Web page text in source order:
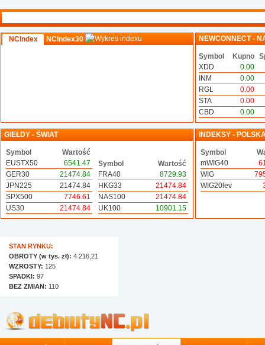
NCIndex NCIndex30 NEWCONNECT -
Symbol Kupno
XDD
0.00
INM
0.00
RGL
0.00
STA
0.00
CBD
0.00
GIEŁDY - ŚWIAT
Symbol
Wartość
EUSTX50
6541.47
GER30
21474.84
JPN225
21474.84
SPX500
7746.61
US30
21474.84
Symbol
Wartość
FRA40
8729.93
HKG33
21474.84
NAS100
21474.84
UK100
10901.15
INDEKSY -
Symbol
mWIG40
WIG
WIG20lev
STAN RYNKU:
OBROTY (w tys. zł): 4 216,21
WZROSTY: 125
SPADKI: 97
BEZ ZMIAN: 110